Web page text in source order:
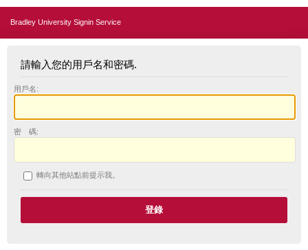
Bradley University Signin Service
請輸入您的用戶名和密碼.
用戶名:
密 碼:
轉向其他站點前提示我。